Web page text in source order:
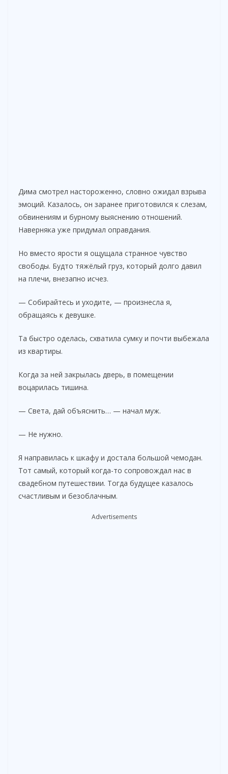
Дима смотрел настороженно, словно ожидал взрыва
эмоций. Казалось, он заранее приготовился к слезам,
обвинениям и бурному выяснению отношений.
Наверняка уже придумал оправдания.
Но вместо ярости я ощущала странное чувство
свободы. Будто тяжёлый груз, который долго давил
на плечи, внезапно исчез.
— Собирайтесь и уходите, — произнесла я,
обращаясь к девушке.
Та быстро оделась, схватила сумку и почти выбежала
из квартиры.
Когда за ней закрылась дверь, в помещении
воцарилась тишина.
— Света, дай объяснить… — начал муж.
— Не нужно.
Я направилась к шкафу и достала большой чемодан.
Тот самый, который когда-то сопровождал нас в
свадебном путешествии. Тогда будущее казалось
счастливым и безоблачным.
Advertisements